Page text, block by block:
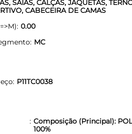
SAIAS, CALÇAS, JAQUETAS,
CABECEIRA DE CAMAS
0.00
MC
P11TC0038
Composição (Principal):
100%